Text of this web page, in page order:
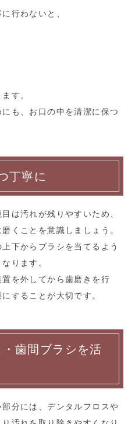
行わないと、
す。
も、お口の中を清潔に保つ
丁寧に
は汚れが残りやすいため、
くことを意識しましょう。
下からブラシを当てるよう
ります。
を外してから歯磨きを行
することが大切です。
歯間ブラシを活
分には、デンタルフロスや